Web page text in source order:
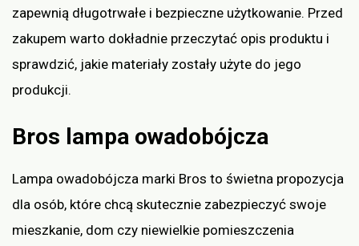
zapewnią długotrwałe i bezpieczne użytkowanie. Przed
zakupem warto dokładnie przeczytać opis produktu i
sprawdzić, jakie materiały zostały użyte do jego
produkcji.
Bros lampa owadobójcza
Lampa owadobójcza marki Bros to świetna propozycja
dla osób, które chcą skutecznie zabezpieczyć swoje
mieszkanie, dom czy niewielkie pomieszczenia